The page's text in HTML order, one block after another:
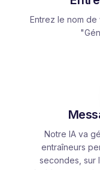
Entrez le nom
Notre IA va
entraîneurs
secondes, sur